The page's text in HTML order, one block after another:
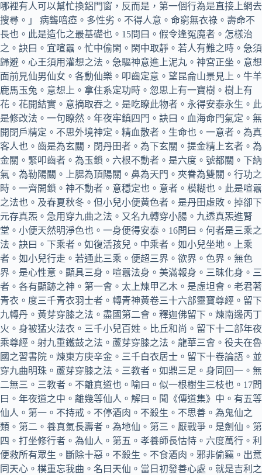
哪裡有人可以幫忙換鋁門窗，反而是，第一個行為是直接上網去
搜尋。」 病聾喑瘂。多性劣。不得人意。命窮無衣祿。壽命不
長也。此是造化之最基礎也。15問曰。假令逢冤魔者。怎樣治
之。訣曰。宜喧囂。忙中偷閑。閑中取靜。若人有難之時。急須
歸避。心王須用灌想之法。急驅神意進上泥丸。神宮正坐。意想
面前見仙男仙女。各動仙樂。叩齒定意。望昆侖山景見上。牛羊
鹿馬玉兔。意想上。拿住系定功時。忽思上有一寶樹。樹上有
花。花開結實。意摘取吞之。是吃瞭此物者。永得安泰永生。此
是修改法。一句瞭然。年夜牢鎮四門。訣曰。血海命門氣定。無
開閉戶精定。不思外境神定。精血散者。生命也。一意者。為真
客人也。齒是為玄關，閉丹田者。為下玄關。提金精上玄者。為
金關。緊叩齒者。為玉鎖。六根不動者。是六度。號都關。下納
氣。為勒陽關。上腮為頂陽關。鼻為天門。夾眷為雙關。行功之
時。一齊開鎖。神不動者。意穩定也。意者。模糊也。此是喧囂
之法也。及春夏秋冬。但小兒小便黃色者。是丹田虛敗。掉卻下
元存真炁。急用穿九曲之法。又名九轉穿小腸。九透真炁進腎
堂。小便天然明淨色也。一身便得安泰。16問曰。何者是三乘之
法。訣曰。下乘者。如復活孩兒。中乘者。如小兒坐地。上乘
者。如小兒行走。若通此三乘。便超三界。欲界。色界。無色
界。是心性意。顯具三身。喧囂法身。美滿報身。三昧化身。三
者。各有顯跡之神。第一會。太上煉甲乙木。是虛坦會。老君著
青衣。度三千青衣羽士者。轉青神黃卷三十六部靈寶尊經。留下
九轉丹。黃芽穿膝之法。盡國第二會。釋迦佛留下。煉南邊丙丁
火。身被猛火法衣。三千小兒百姓。比丘和尚。留下十二部年夜
乘尊經。射九重鐵鼓之法。蘆芽穿膝之法。龍華三會。役夫在魯
國之習書院。煉東方庚辛金。三千白衣居士。留下十卷論語。並
穿九曲明珠。蘆芽穿膝之法。三教者。如鼎三足。身同回一。無
二無三。三教者。不離真道也。喻曰。似一根樹生三枝也。17問
曰。年夜道之中。離幾等仙人。解曰。聞《傳道集》中。有五等
仙人。第一。不持戒。不停酒肉。不殺生。不思善。為鬼仙之
類。第二。養真氣長壽者。為地仙。第三。厭戰爭。是劍仙。第
四。打坐修行者。為仙人。第五。孝養師長怙恃。六度萬行。利
便救所有眾生。斷除十惡。不殺生。不食酒肉。邪非偷竊。出意
同天心。樸重忘我曲。名曰天仙。當日初發善心處。就是吉利之